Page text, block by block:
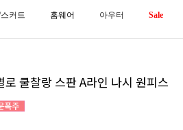
커트 홈웨어 아우터 Sale
로 쿨찰랑 스판 A라인 나시 원피스